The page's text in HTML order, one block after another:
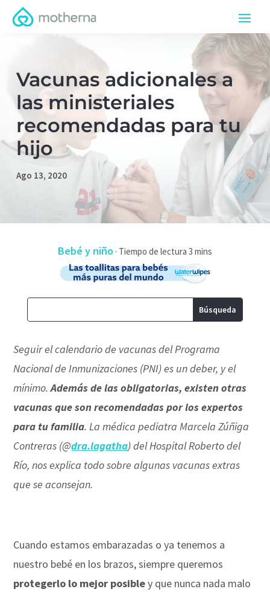
Vacunas adicionales a
las ministeriales
recomendadas para tu
hijo
Ago 13, 2020
Bebé y niño ·
Seguir el calendario de vacunas del Programa
Nacional de Inmunizaciones (PNI) es un deber, y el
mínimo.Además de las obligatorias, existen otras
vacunas que son recomendadas por los expertos
para tu familia. La médica pediatra Marcela Zúñiga
Contreras (@dra.lagatha) del Hospital Roberto del
Río, nos explica todo sobre algunas vacunas extras
que se aconsejan.
Cuando estamos embarazadas o ya tenemos a
nuestro bebé en los brazos, siempre queremos
protegerlo lo mejor posibley que nunca nada malo